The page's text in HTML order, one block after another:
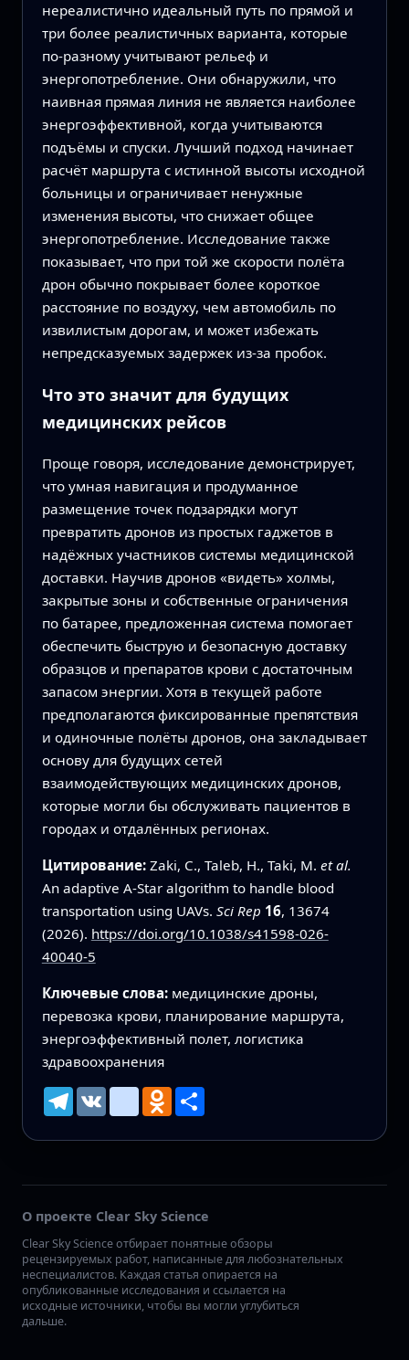
нереалистично идеальный путь по прямой и
три более реалистичных варианта, которые
по‑разному учитывают рельеф и
энергопотребление. Они обнаружили, что
наивная прямая линия не является наиболее
энергоэффективной, когда учитываются
подъёмы и спуски. Лучший подход начинает
расчёт маршрута с истинной высоты исходной
больницы и ограничивает ненужные
изменения высоты, что снижает общее
энергопотребление. Исследование также
показывает, что при той же скорости полёта
дрон обычно покрывает более короткое
расстояние по воздуху, чем автомобиль по
извилистым дорогам, и может избежать
непредсказуемых задержек из‑за пробок.
Что это значит для будущих
медицинских рейсов
Проще говоря, исследование демонстрирует,
что умная навигация и продуманное
размещение точек подзарядки могут
превратить дронов из простых гаджетов в
надёжных участников системы медицинской
доставки. Научив дронов «видеть» холмы,
закрытые зоны и собственные ограничения
по батарее, предложенная система помогает
обеспечить быструю и безопасную доставку
образцов и препаратов крови с достаточным
запасом энергии. Хотя в текущей работе
предполагаются фиксированные препятствия
и одиночные полёты дронов, она закладывает
основу для будущих сетей
взаимодействующих медицинских дронов,
которые могли бы обслуживать пациентов в
городах и отдалённых регионах.
Цитирование: Zaki, C., Taleb, H., Taki, M. et al.
An adaptive A-Star algorithm to handle blood
transportation using UAVs. Sci Rep 16, 13674
(2026). https://doi.org/10.1038/s41598-026-
40040-5
Ключевые слова: медицинские дроны,
перевозка крови, планирование маршрута,
энергоэффективный полет, логистика
здравоохранения
Telegram
VK mailruOdnoklassniki
Ресурс
О проекте Clear Sky Science
Clear Sky Science отбирает понятные обзоры
рецензируемых работ, написанные для любознательных
неспециалистов. Каждая статья опирается на
опубликованные исследования и ссылается на
исходные источники, чтобы вы могли углубиться
дальше.